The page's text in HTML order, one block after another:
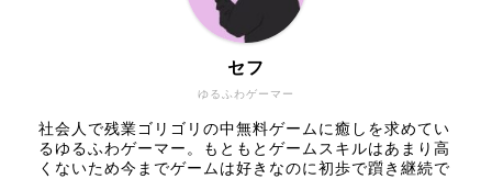
ゆるふわゲーマー
セフ
社会人で残業ゴリゴリの中無料ゲームに癒しを求めてい
るゆるふわゲーマー。もともとゲームスキルはあまり高
くないため今までゲームは好きなのに初歩で躓き継続で